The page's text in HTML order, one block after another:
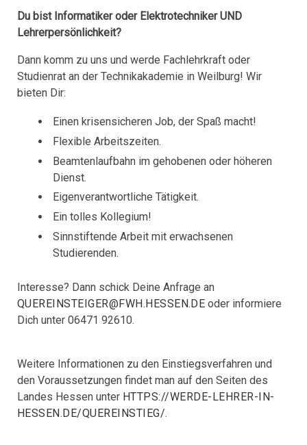
Du bist Informatiker oder Elektrotechniker UND
Lehrerpersönlichkeit?
Dann komm zu uns und werde Fachlehrkraft oder
Studienrat an der Technikakademie in Weilburg! Wir
bieten Dir:
Einen krisensicheren Job, der Spaß macht!
Flexible Arbeitszeiten.
Beamtenlaufbahn im gehobenen oder höheren
Dienst.
Eigenverantwortliche Tätigkeit.
Ein tolles Kollegium!
Sinnstiftende Arbeit mit erwachsenen
Studierenden.
Interesse? Dann schick Deine Anfrage an
QUEREINSTEIGER@FWH.HESSEN.DE oder informiere
Dich unter 06471 92610.
Weitere Informationen zu den Einstiegsverfahren und
den Voraussetzungen findet man auf den Seiten des
Landes Hessen unter HTTPS://WERDE-LEHRER-IN-
HESSEN.DE/QUEREINSTIEG/.